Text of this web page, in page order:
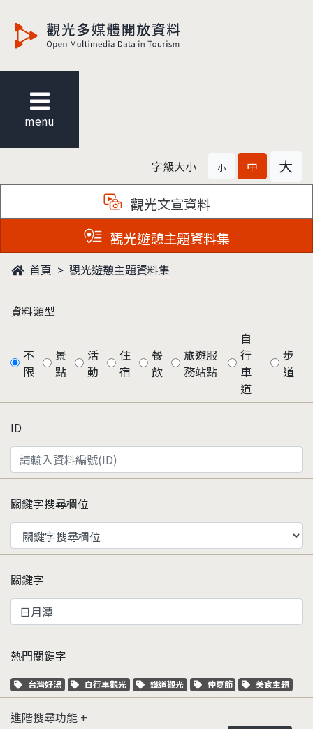
menu
字級大小 小 中 大
觀光文宣資料
觀光遊憩主題資料集
首頁 觀光遊憩主題資料集
資料類型
不
限
景
點
活
動
住
宿
餐
飲
旅遊服
務站點
自
行
車
道
步
道
ID
關鍵字搜尋欄位
關鍵字
熱門關鍵字
關鍵字標籤
台灣好湯 關鍵字標籤
自行車觀光 關鍵字標籤
鐵道觀光 關鍵字標籤
仲夏節 關鍵字標籤
美食主題
進階搜尋功能